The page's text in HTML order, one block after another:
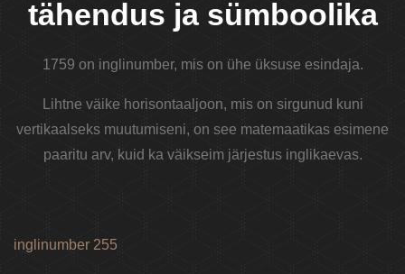
tähendus ja sümboolika
1759 on inglinumber, mis on ühe üksuse esindaja.
Lihtne väike horisontaaljoon, mis on sirgunud kuni
vertikaalseks muutumiseni, on see matemaatikas esimene
paaritu arv, kuid ka väikseim järjestus inglikaevas.
inglinumber 255